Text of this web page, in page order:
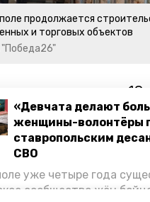
«Девчата делают
женщины-волонтёры
ставропольским
СВО
уже четыре года
сообщество жён
продолжается
и торговых объектов
реализуют 18
Два из
В юго-западном
крупный ЖК и
продукции.